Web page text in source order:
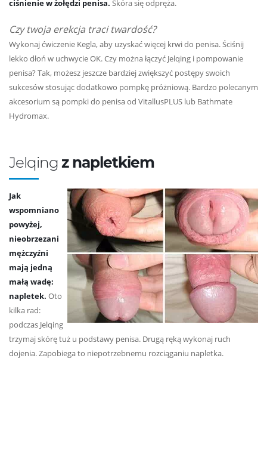
ciśnienie w żołędzi penisa. Skóra się odpręża.
Czy twoja erekcja traci twardość?
Wykonaj ćwiczenie Kegla, aby uzyskać więcej krwi do penisa. Ściśnij
lekko dłoń w uchwycie OK. Czy można łączyć Jelqing i pompowanie
penisa? Tak, możesz jeszcze bardziej zwiększyć postępy swoich
sukcesów stosując dodatkowo pompkę próżniową. Bardzo polecanym
akcesorium są pompki do penisa od VitallusPLUS lub Bathmate
Hydromax.
Jelqing z napletkiem
Jak
wspomniano
powyżej,
nieobrzezani
mężczyźni
mają jedną
małą wadę:
napletek. Oto
kilka rad:
podczas Jelqing
trzymaj skórę tuż u podstawy penisa. Drugą ręką wykonaj ruch
dojenia. Zapobiega to niepotrzebnemu rozciąganiu napletka.